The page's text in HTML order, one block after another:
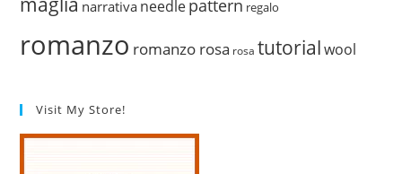
narrativa needlepattern regalo
romanzo romanzo rosa rosa tutorial wool
Visit My Store!